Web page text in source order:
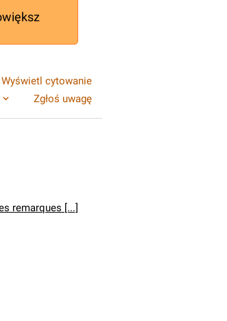
Wyświetl cytowanie
Zgłoś uwagę
remarques [...]